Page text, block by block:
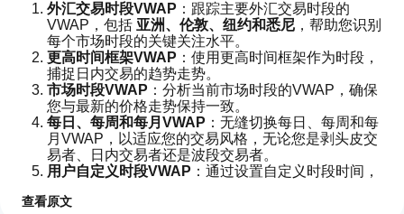
外汇交易时段VWAP ：跟踪主要外汇交易时段的
VWAP，包括 亚洲、伦敦、纽约和悉尼 ，帮助您识别
每个市场时段的关键关注水平。
更高时间框架VWAP ：使用更高时间框架作为时段，
捕捉日内交易的趋势走势。
市场时段VWAP ：分析当前市场时段的VWAP，确保
您与最新的价格走势保持一致。
每日、每周和每月VWAP ：无缝切换每日、每周和每
月VWAP，以适应您的交易风格，无论您是剥头皮交
易者、日内交易者还是波段交易者。
用户自定义时段VWAP ：通过设置自定义时段时间，
外汇交易时段VWAP枢轴点
查看原文